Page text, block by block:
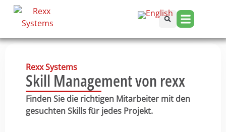
Rexx Systems
Skill Management von rexx
Finden Sie die richtigen Mitarbeiter mit den
gesuchten Skills für jedes Projekt.